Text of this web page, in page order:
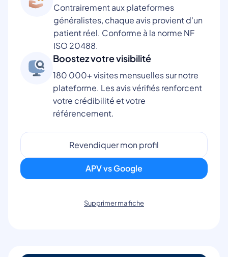
Contrairement aux plateformes
généralistes, chaque avis provient d'un
patient réel. Conforme à la norme NF
ISO 20488.
Boostez votre visibilité
180 000+ visites mensuelles sur notre
plateforme. Les avis vérifiés renforcent
votre crédibilité et votre
référencement.
Revendiquer mon profil
APV vs Google
Supprimer ma fiche